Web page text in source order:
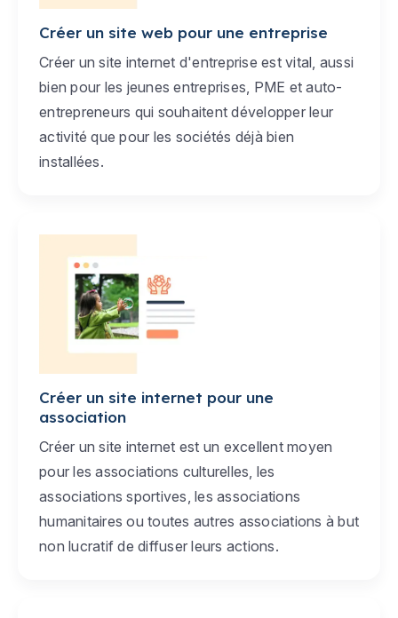
Créer un site web pour une entreprise
Créer un site internet d'entreprise est vital, aussi
bien pour les jeunes entreprises, PME et auto-
entrepreneurs qui souhaitent développer leur
activité que pour les sociétés déjà bien
installées.
Créer un site internet pour une
association
Créer un site internet est un excellent moyen
pour les associations culturelles, les
associations sportives, les associations
humanitaires ou toutes autres associations à but
non lucratif de diffuser leurs actions.